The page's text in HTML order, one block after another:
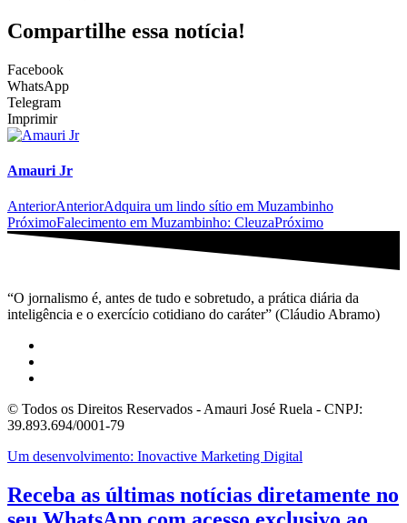
Compartilhe essa notícia!
Facebook
WhatsApp
Telegram
Imprimir
Amauri Jr
AnteriorAnteriorAdquira um lindo sítio em Muzambinho
PróximoFalecimento em Muzambinho: CleuzaPróximo
“O jornalismo é, antes de tudo e sobretudo, a prática diária da
inteligência e o exercício cotidiano do caráter” (Cláudio Abramo)
© Todos os Direitos Reservados - Amauri José Ruela - CNPJ:
39.893.694/0001-79
Um desenvolvimento: Inovactive Marketing Digital
Receba as últimas notícias diretamente no